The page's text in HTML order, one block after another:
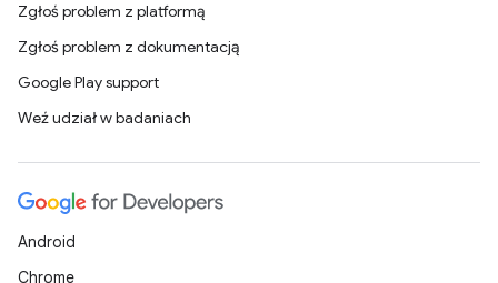
Zgłoś problem z platformą
Zgłoś problem z dokumentacją
Google Play support
Weź udział w badaniach
Android
Chrome